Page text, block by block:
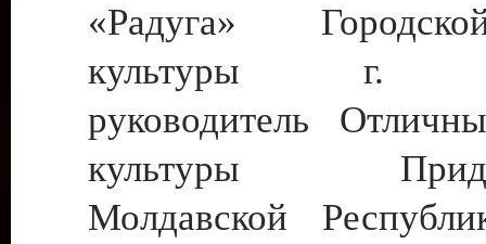
«Радуга»
культуры г.
руководитель
культуры
Молдавской